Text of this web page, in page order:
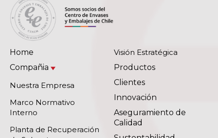
Home
Compañia
Nuestra Empresa
Marco Normativo
Interno
Planta de Recuperación
Visión Estratégica
Productos
Clientes
Innovación
Aseguramiento de
Calidad